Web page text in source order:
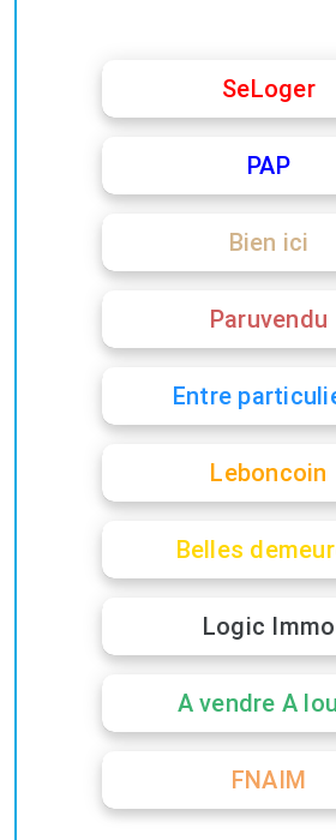
SeLoger
PAP
Bien ici
Paruvendu
Entre
Leboncoin
Belles
Logic Immo
A vendre A
FNAIM